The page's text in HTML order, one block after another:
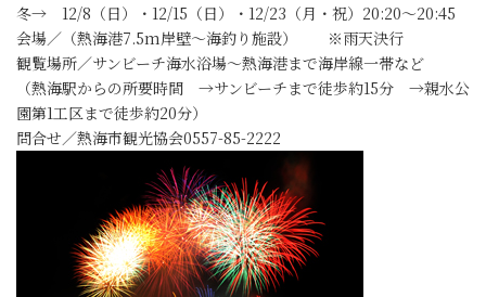
冬→ 12/8（日）・12/15（日）・12/23（月・祝）20:20～20:45
会場／（熱海港7.5m岸壁～海釣り施設） ※雨天決行
観覧場所／サンビーチ海水浴場～熱海港まで海岸線一帯など
（熱海駅からの所要時間 →サンビーチまで徒歩約15分 →親水公
園第1工区まで徒歩約20分）
問合せ／熱海市観光協会0557-85-2222